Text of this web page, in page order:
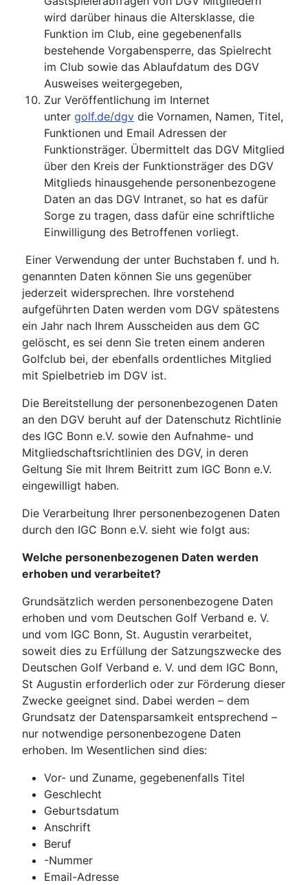
wird darüber hinaus die Altersklasse, die
Funktion im Club, eine gegebenenfalls
bestehende Vorgabensperre, das Spielrecht
im Club sowie das Ablaufdatum des DGV
Ausweises weitergegeben,
Zur Veröffentlichung im Internet
unter golf.de/dgv die Vornamen, Namen, Titel,
Funktionen und Email Adressen der
Funktionsträger. Übermittelt das DGV Mitglied
über den Kreis der Funktionsträger des DGV
Mitglieds hinausgehende personenbezogene
Daten an das DGV Intranet, so hat es dafür
Sorge zu tragen, dass dafür eine schriftliche
Einwilligung des Betroffenen vorliegt.
Einer Verwendung der unter Buchstaben f. und h.
genannten Daten können Sie uns gegenüber
jederzeit widersprechen. Ihre vorstehend
aufgeführten Daten werden vom DGV spätestens
ein Jahr nach Ihrem Ausscheiden aus dem GC
gelöscht, es sei denn Sie treten einem anderen
Golfclub bei, der ebenfalls ordentliches Mitglied
mit Spielbetrieb im DGV ist.
Die Bereitstellung der personenbezogenen Daten
an den DGV beruht auf der Datenschutz Richtlinie
des IGC Bonn e.V. sowie den Aufnahme- und
Mitgliedschaftsrichtlinien des DGV, in deren
Geltung Sie mit Ihrem Beitritt zum IGC Bonn e.V.
eingewilligt haben.
Die Verarbeitung Ihrer personenbezogenen Daten
durch den IGC Bonn e.V. sieht wie folgt aus:
Welche personenbezogenen Daten werden
erhoben und verarbeitet?
Grundsätzlich werden personenbezogene Daten
erhoben und vom Deutschen Golf Verband e. V.
und vom IGC Bonn, St. Augustin verarbeitet,
soweit dies zu Erfüllung der Satzungszwecke des
Deutschen Golf Verband e. V. und dem IGC Bonn,
St Augustin erforderlich oder zur Förderung dieser
Zwecke geeignet sind. Dabei werden – dem
Grundsatz der Datensparsamkeit entsprechend –
nur notwendige personenbezogene Daten
erhoben. Im Wesentlichen sind dies:
Vor- und Zuname, gegebenenfalls Titel
Geschlecht
Geburtsdatum
Anschrift
Beruf
-Nummer
Email-Adresse